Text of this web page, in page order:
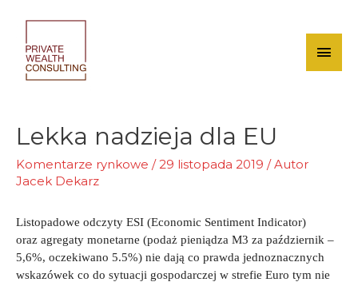
content
Main
Lekka nadzieja dla EU
Komentarze rynkowe /29 listopada 2019 / Autor
Jacek Dekarz
Listopadowe odczyty ESI (Economic Sentiment Indicator)
oraz agregaty monetarne (podaż pieniądza M3 za październik –
5,6%, oczekiwano 5.5%) nie dają co prawda jednoznacznych
wskazówek co do sytuacji gospodarczej w strefie Euro tym nie